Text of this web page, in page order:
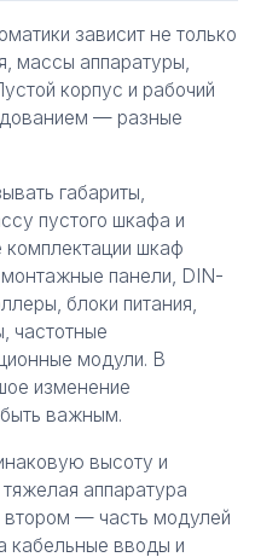
зависит не только
массы аппаратуры,
корпус и рабочий
— разные
габариты,
пустого шкафа и
комплектации шкаф
панели, DIN-
блоки питания,
частотные
модули. В
изменение
важным.
высоту и
аппаратура
— часть модулей
кабельные вводы и